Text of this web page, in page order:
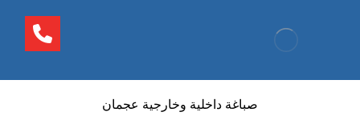
صباغة داخلية وخارجية عجمان